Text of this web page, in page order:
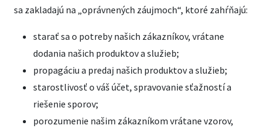
sa zakladajú na „oprávnených záujmoch“, ktoré zahŕňajú:
starať sa o potreby našich zákazníkov, vrátane
dodania našich produktov a služieb;
propagáciu a predaj našich produktov a služieb;
starostlivosť o váš účet, spravovanie sťažností a
riešenie sporov;
porozumenie našim zákazníkom vrátane vzorov,